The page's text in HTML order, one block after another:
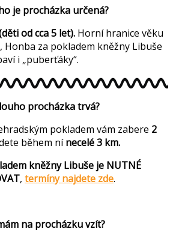
je procházka určená?
od cca 5 let). Horní hranice věku
za pokladem kněžny Libuše
i „puberťáky“.
procházka trvá?
pokladem vám zabere 2
během nínecelé 3 km.
kněžny Libuše je NUTNÉ
, termíny najdete zde.
na procházku vzít?